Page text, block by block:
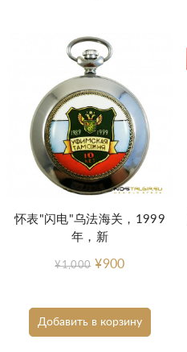
Добавить в корзину
怀表"闪电"乌法海关，1999
年，新
¥1,000 ¥900